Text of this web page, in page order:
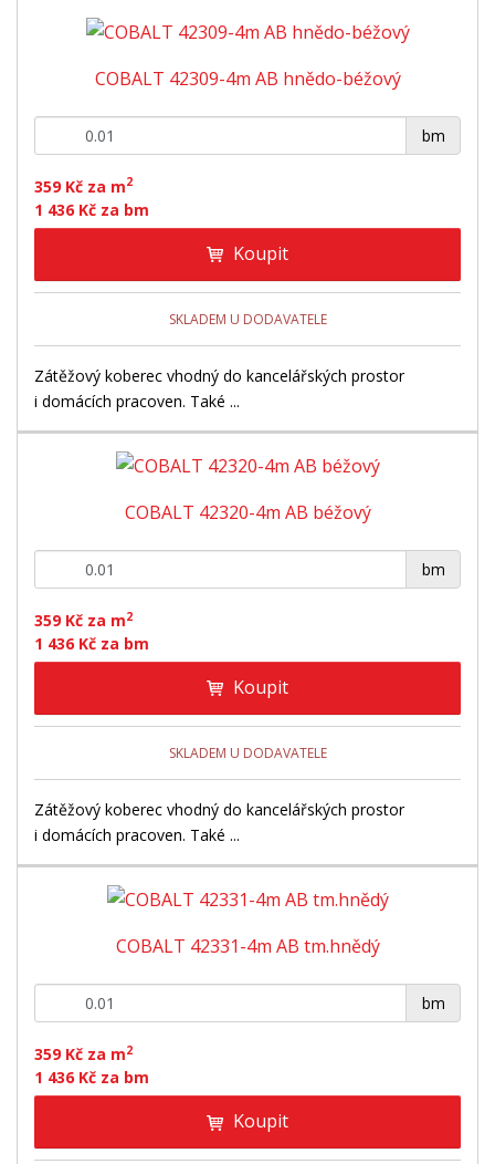
COBALT 42309-4m AB hnědo-béžový
359 Kč za m2
1 436 Kč za bm
bm
+-
Koupit
SKLADEM U DODAVATELE
Zátěžový koberec vhodný do kancelářských prostor
i domácích pracoven. Také ...
COBALT 42320-4m AB béžový
359 Kč za m2
1 436 Kč za bm
bm
+-
Koupit
SKLADEM U DODAVATELE
Zátěžový koberec vhodný do kancelářských prostor
i domácích pracoven. Také ...
COBALT 42331-4m AB tm.hnědý
359 Kč za m2
1 436 Kč za bm
bm
+-
Koupit